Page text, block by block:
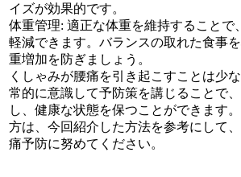
イズが効果的です。
体重管理: 適正な体重を維持することで
軽減できます。バランスの取れた食事
重増加を防ぎましょう。
くしゃみが腰痛を引き起こすことは少
常的に意識して予防策を講じることで
し、健康な状態を保つことができます
方は、今回紹介した方法を参考にして
痛予防に努めてください。